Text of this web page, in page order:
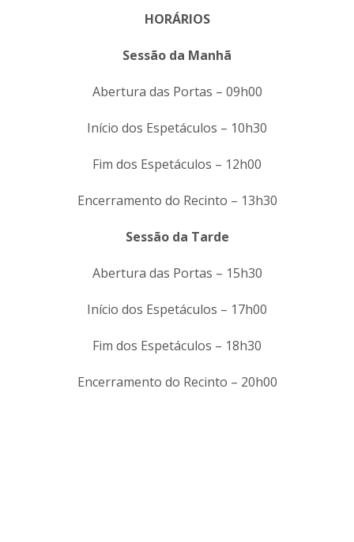
HORÁRIOS
Sessão da Manhã
Abertura das Portas – 09h00
Início dos Espetáculos – 10h30
Fim dos Espetáculos – 12h00
Encerramento do Recinto – 13h30
Sessão da Tarde
Abertura das Portas – 15h30
Início dos Espetáculos – 17h00
Fim dos Espetáculos – 18h30
Encerramento do Recinto – 20h00